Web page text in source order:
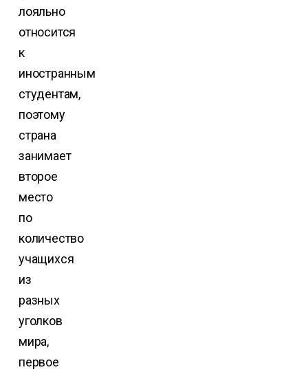
лояльно
относится
к
иностранным
студентам,
поэтому
страна
занимает
второе
место
по
количество
учащихся
из
разных
уголков
мира,
первое